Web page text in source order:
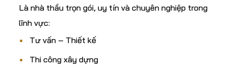
Là nhà thầu trọn gói, uy tín và chuyên nghiệp trong
lĩnh vực:
Tư vấn – Thiết kế
Thi công xây dựng